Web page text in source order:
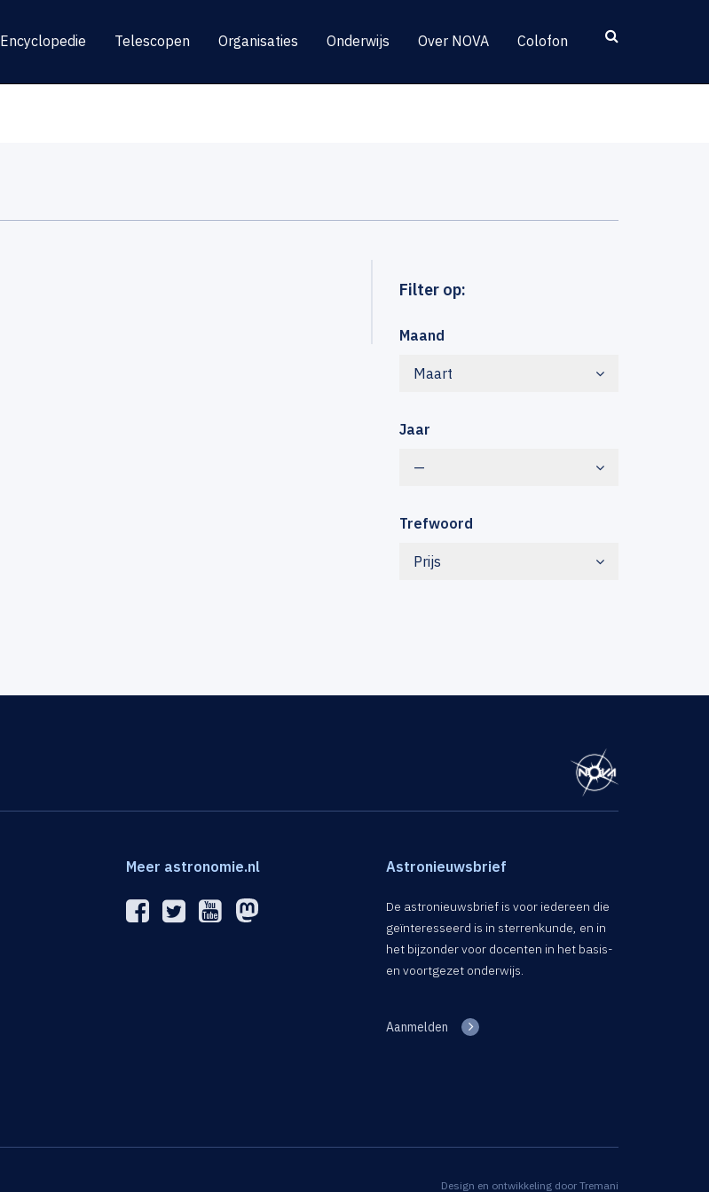
Encyclopedie Telescopen Organisaties Onderwijs Over NOVA Colofon
Filter op:
Maand
Maart
Jaar
—
Trefwoord
Prijs
Meer astronomie.nl Astronieuwsbrief
De astronieuwsbrief is voor iedereen die
geïnteresseerd is in sterrenkunde, en in
het bijzonder voor docenten in het basis-
en voortgezet onderwijs.
Aanmelden
Design en ontwikkeling door Tremani